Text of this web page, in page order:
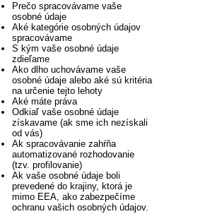
Prečo spracovávame vaše
osobné údaje
Aké kategórie osobných údajov
spracovávame
S kým vaše osobné údaje
zdieľame
Ako dlho uchovávame vaše
osobné údaje alebo aké sú kritéria
na určenie tejto lehoty
Aké máte práva
Odkiaľ vaše osobné údaje
získavame (ak sme ich nezískali
od vás)
Ak spracovávanie zahŕňa
automatizované rozhodovanie
(tzv. profilovanie)
Ak vaše osobné údaje boli
prevedené do krajiny, ktorá je
mimo EEA, ako zabezpečíme
ochranu vašich osobných údajov.